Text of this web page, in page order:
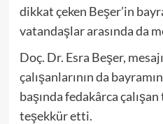
dikkat çeken Beşer’in
vatandaşlar arasında da
Doç. Dr. Esra Beşer,
çalışanlarının da
başında fedakârca
teşekkür etti.